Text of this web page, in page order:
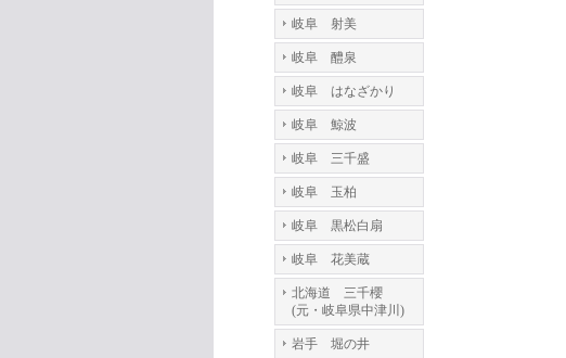
岐阜 射美
岐阜 醴泉
岐阜 はなざかり
岐阜 鯨波
岐阜 三千盛
岐阜 玉柏
岐阜 黒松白扇
岐阜 花美蔵
北海道 三千櫻
(元・岐阜県中津川)
岩手 堀の井